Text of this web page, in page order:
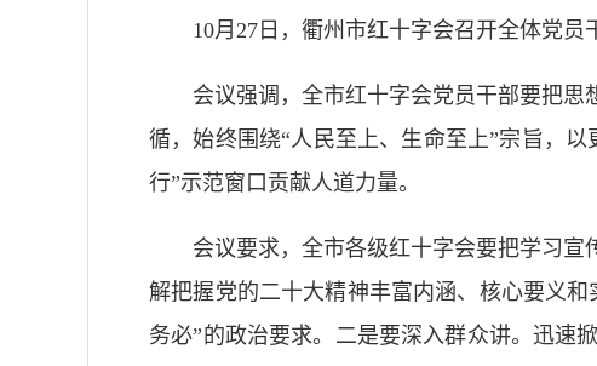
10月27日，衢州市红十字会召开全体党员
会议强调，全市红十字会党员干部要把
循，始终围绕“人民至上、生命至上”宗旨，
行”示范窗口贡献人道力量。
会议要求，全市各级红十字会要把学习
解把握党的二十大精神丰富内涵、核心要义
务必”的政治要求。二是要深入群众讲。迅速